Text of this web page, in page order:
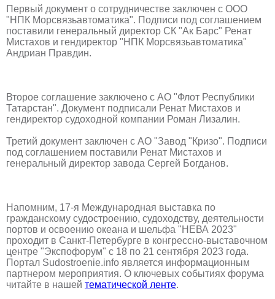
Первый документ о сотрудничестве заключен с ООО
"НПК Морсвязьавтоматика". Подписи под соглашением
поставили генеральный директор СК "Ак Барс" Ренат
Мистахов и гендиректор "НПК Морсвязьавтоматика"
Андриан Правдин.
Второе соглашение заключено с АО "Флот Республики
Татарстан". Документ подписали Ренат Мистахов и
гендиректор судоходной компании Роман Лизалин.
Третий документ заключен с АО "Завод "Кризо". Подписи
под соглашением поставили Ренат Мистахов и
генеральный директор завода Сергей Богданов.
Напомним, 17-я Международная выставка по
гражданскому судостроению, судоходству, деятельности
портов и освоению океана и шельфа "НЕВА 2023"
проходит в Санкт-Петербурге в конгрессно-выставочном
центре "Экспофорум" с 18 по 21 сентября 2023 года.
Портал Sudostroenie.info является информационным
партнером мероприятия. О ключевых событиях форума
читайте в нашей тематической ленте.